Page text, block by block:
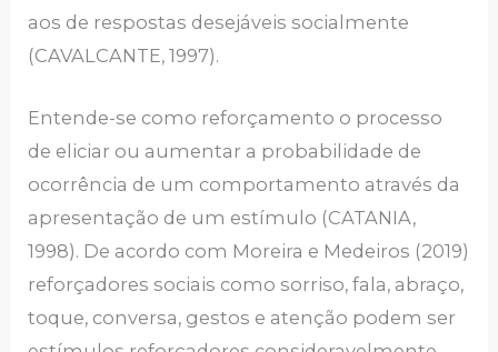
aos de respostas desejáveis socialmente
(CAVALCANTE, 1997).
Entende-se como reforçamento o processo
de eliciar ou aumentar a probabilidade de
ocorrência de um comportamento através da
apresentação de um estímulo (CATANIA,
1998). De acordo com Moreira e Medeiros (2019)
reforçadores sociais como sorriso, fala, abraço,
toque, conversa, gestos e atenção podem ser